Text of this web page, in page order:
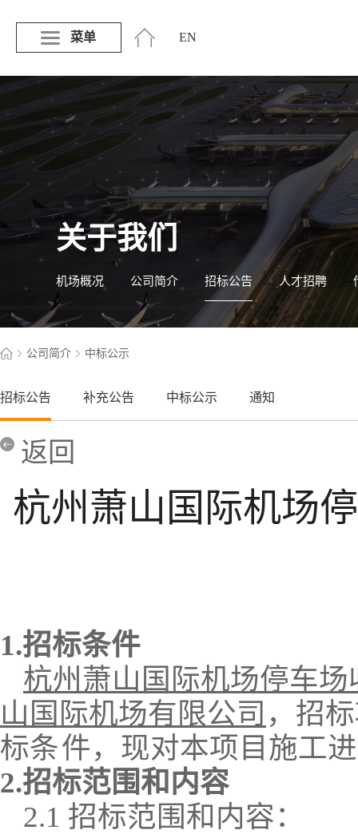
菜单 EN
关于我们
机场概况 公司简介 招标公告 人才招聘
公司简介 中标公示
招标公告 补充公告 中标公示 通知
返回
杭州萧山国际机场
1.招标条件
杭州萧山国际机场停车
山国际机场有限公司 ，招
标条件，现对本项目 施工
2.招标范围和内容
2.1 招标范围和内容：